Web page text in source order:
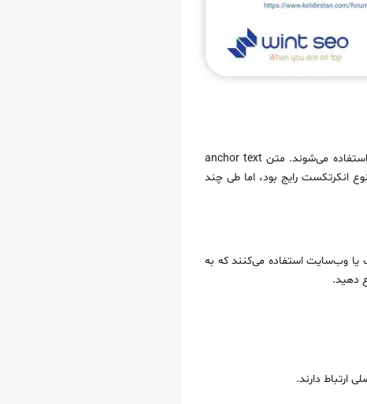
یکی از قابل تشخیص‌ترین انکر تکست‌ها را می‌توان این موارد دانست. آن‌ها معمولاً برای تبلیغات و دکمه‌های CTA استفاده می‌شوند. متن anchor text
انکرتکست رایج بود، اما طی چند
یا وب‌سایت استفاده می‌کنند که به